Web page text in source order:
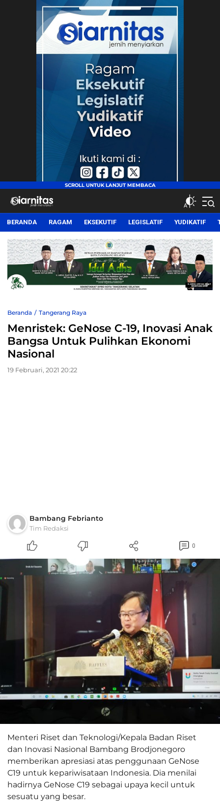
siarnitas
Jernih Menyiarkan
BERANDA RAGAM EKSEKUTIF LEGISLATIF YUDIKATIF
Beranda Tangerang Raya
Menristek: GeNose C-19, Inovasi Anak
Bangsa Untuk Pulihkan Ekonomi
Nasional
19 Februari, 2021 20:22
Bambang Febrianto
Tim Redaksi
0
Menteri Riset dan Teknologi/Kepala Badan Riset
dan Inovasi Nasional Bambang Brodjonegoro
memberikan apresiasi atas penggunaan GeNose
C19 untuk kepariwisataan Indonesia. Dia menilai
hadirnya GeNose C19 sebagai upaya kecil untuk
sesuatu yang besar.